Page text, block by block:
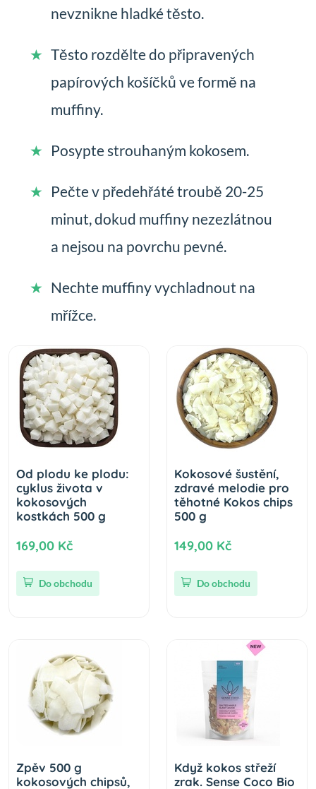
nevznikne hladké těsto.
Těsto rozdělte do připravených
papírových košíčků ve formě na
muffiny.
Posypte strouhaným kokosem.
Pečte v předehřáté troubě 20-25
minut, dokud muffiny nezezlátnou
a nejsou na povrchu pevné.
Nechte muffiny vychladnout na
mřížce.
Od plodu ke plodu:
cyklus života v
kokosových
kostkách 500 g
169,00 Kč
Do obchodu
Kokosové šustění,
zdravé melodie pro
těhotné Kokos chips
500 g
149,00 Kč
Do obchodu
Zpěv 500 g
kokosových chipsů,
Když kokos střeží
zrak. Sense Coco Bio